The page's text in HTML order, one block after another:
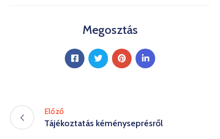
Megosztás
Előző
Tájékoztatás kéményseprésről